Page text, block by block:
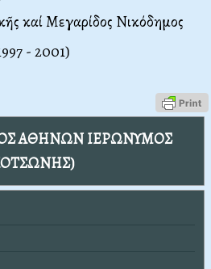
καί Μεγαρίδος Νικόδημος
- 2001)
ΑΘΗΝΩΝ ΙΕΡΩΝΥΜΟΣ